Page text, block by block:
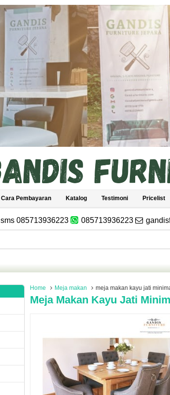
Cara Pembayaran Katalog Testimoni Pricelist
sms 085713936223 085713936223
Home Meja makan meja makan kayu jati
Meja Makan Kayu Jati